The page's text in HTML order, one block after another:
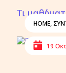
Τι
HOME,
19